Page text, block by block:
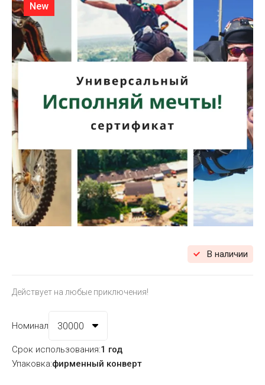
New
В наличии
Действует на любые приключения!
Номинал
Срок использования:1 год
Упаковка:фирменный конверт